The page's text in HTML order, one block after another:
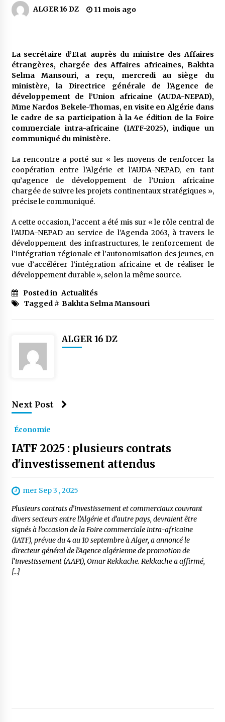
6 jours ago
La Gendarmerie nationale lance ses comptes
officiels sur les réseaux sociaux
1 semaine ago
Droit de change : Le CPA lance une carte VISA
dédiée aux voyages à l’étranger
2 semaines ago
En service à partir du 1er août prochain :
Lancement de la plateforme numérique dédiée
à l’importation
2 semaines ago
candidatures au concours du Prix national du
meilleur prêche du vendredi
2 semaines ago
Droit à l’affiliation au régime national de
retraite : Coup d’envoi d’une campagne de
sensibilisation au profit de la communauté
3 semaines ago
3 semaines ago
ALGER 16 DZ 11 mois ago
La secrétaire d’Etat auprès du ministre des Affaires
étrangères, chargée des Affaires africaines, Bakhta
Selma Mansouri, a reçu, mercredi au siège du
ministère, la Directrice générale de l’Agence de
développement de l’Union africaine (AUDA-NEPAD),
Mme Nardos Bekele-Thomas, en visite en Algérie dans
le cadre de sa participation à la 4e édition de la Foire
commerciale intra-africaine (IATF-2025), indique un
communiqué du ministère.
La rencontre a porté sur « les moyens de renforcer la
coopération entre l’Algérie et l’AUDA-NEPAD, en tant
qu’agence de développement de l’Union africaine
chargée de suivre les projets continentaux stratégiques »,
précise le communiqué.
A cette occasion, l’accent a été mis sur « le rôle central de
l’AUDA-NEPAD au service de l’Agenda 2063, à travers le
développement des infrastructures, le renforcement de
l’intégration régionale et l’autonomisation des jeunes, en
vue d’accélérer l’intégration africaine et de réaliser le
développement durable », selon la même source.
Posted in Actualités
Tagged # Bakhta Selma Mansouri
ALGER 16 DZ
Next Post
Économie
IATF 2025 : plusieurs contrats
d'investissement attendus
mer Sep 3 , 2025
Plusieurs contrats d’investissement et commerciaux couvrant
divers secteurs entre l’Algérie et d’autre pays, devraient être
signés à l’occasion de la Foire commerciale intra-africaine
(IATF), prévue du 4 au 10 septembre à Alger, a annoncé le
directeur général de l’Agence algérienne de promotion de
l’investissement (AAPI), Omar Rekkache. Rekkache a affirmé,
[…]